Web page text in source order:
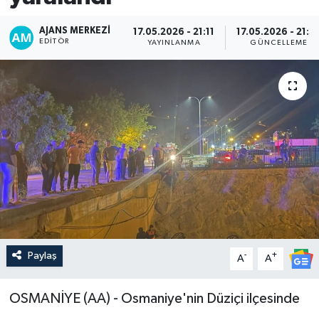
AJANS MERKEZI
EDITÖR
17.05.2026 - 21:11
YAYINLANMA
17.05.2026 -
GÜNCELLEME
Paylaş A- A+
OSMANİYE (AA) - Osmaniye'nin Düziçi ilçesinde